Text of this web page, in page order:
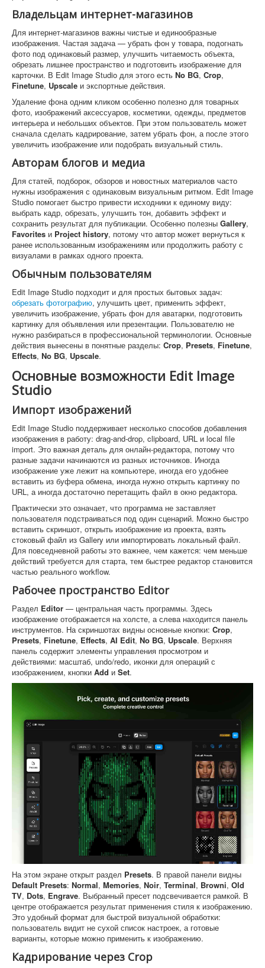
Владельцам интернет-магазинов
Для интернет-магазинов важны чистые и единообразные
изображения. Частая задача — убрать фон у товара, подогнать
фото под одинаковый размер, улучшить читаемость объекта,
обрезать лишнее пространство и подготовить изображение для
карточки. В Edit Image Studio для этого есть No BG, Crop,
Finetune, Upscale и экспортные действия.
Удаление фона одним кликом особенно полезно для товарных
фото, изображений аксессуаров, косметики, одежды, предметов
интерьера и небольших объектов. При этом пользователь может
сначала сделать кадрирование, затем убрать фон, а после этого
увеличить изображение или подобрать визуальный стиль.
Авторам блогов и медиа
Для статей, подборок, обзоров и новостных материалов часто
нужны изображения с одинаковым визуальным ритмом. Edit Image
Studio помогает быстро привести исходники к единому виду:
выбрать кадр, обрезать, улучшить тон, добавить эффект и
сохранить результат для публикации. Особенно полезны Gallery,
Favorites и Project history, потому что автор может вернуться к
ранее использованным изображениям или продолжить работу с
визуалами в рамках одного проекта.
Обычным пользователям
Edit Image Studio подходит и для простых бытовых задач:
обрезать фотографию, улучшить цвет, применить эффект,
увеличить изображение, убрать фон для аватарки, подготовить
картинку для объявления или презентации. Пользователю не
нужно разбираться в профессиональной терминологии. Основные
действия вынесены в понятные разделы: Crop, Presets, Finetune,
Effects, No BG, Upscale.
Основные возможности Edit Image
Studio
Импорт изображений
Edit Image Studio поддерживает несколько способов добавления
изображения в работу: drag-and-drop, clipboard, URL и local file
import. Это важная деталь для онлайн-редактора, потому что
разные задачи начинаются из разных источников. Иногда
изображение уже лежит на компьютере, иногда его удобнее
вставить из буфера обмена, иногда нужно открыть картинку по
URL, а иногда достаточно перетащить файл в окно редактора.
Практически это означает, что программа не заставляет
пользователя подстраиваться под один сценарий. Можно быстро
вставить скриншот, открыть изображение из проекта, взять
стоковый файл из Gallery или импортировать локальный файл.
Для повседневной работы это важнее, чем кажется: чем меньше
действий требуется для старта, тем быстрее редактор становится
частью реального workflow.
Рабочее пространство Editor
Раздел Editor — центральная часть программы. Здесь
изображение отображается на холсте, а слева находится панель
инструментов. На скриншотах видны основные кнопки: Crop,
Presets, Finetune, Effects, AI Edit, No BG, Upscale. Верхняя
панель содержит элементы управления просмотром и
действиями: масштаб, undo/redo, иконки для операций с
изображением, кнопки Add и Set.
На этом экране открыт раздел Presets. В правой панели видны
Default Presets: Normal, Memories, Noir, Terminal, Browni, Old
TV, Dots, Engrave. Выбранный пресет подсвечивается рамкой. В
центре отображается результат применения стиля к изображению.
Это удобный формат для быстрой визуальной обработки:
пользователь видит не сухой список настроек, а готовые
варианты, которые можно применить к изображению.
Кадрирование через Crop